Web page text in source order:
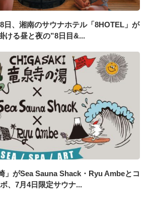
日、湘南のサウナホテル「8HOTEL」が
ける昼と夜の”8日目&...
」がSea Sauna Shack・Ryu Ambeとコ
、7月4日限定サウナ...